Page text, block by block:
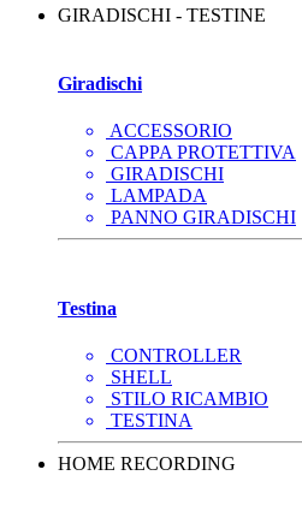
GIRADISCHI - TESTINE
Giradischi
ACCESSORIO
CAPPA PROTETTIVA
GIRADISCHI
LAMPADA
PANNO GIRADISCHI
Testina
CONTROLLER
SHELL
STILO RICAMBIO
TESTINA
HOME RECORDING